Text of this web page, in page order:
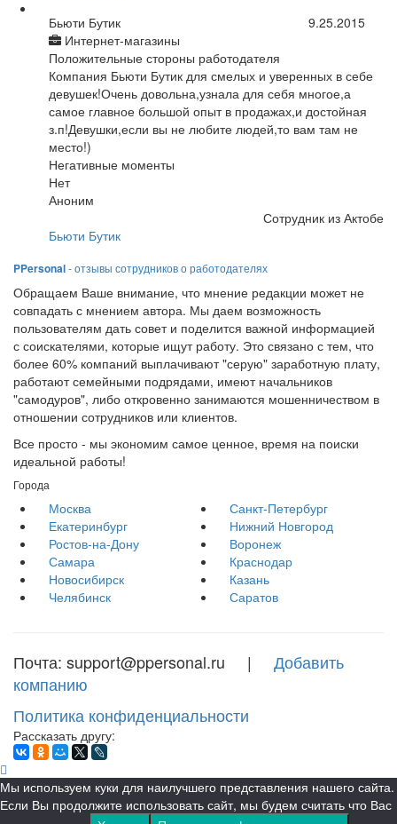
Бьюти Бутик
Интернет-магазины
9.25.2015
Положительные стороны работодателя
Компания Бьюти Бутик для смелых и уверенных в себе
девушек!Очень довольна,узнала для себя многое,а
самое главное большой опыт в продажах,и достойная
з.п!Девушки,если вы не любите людей,то вам там не
место!)
Негативные моменты
Нет
Аноним
Сотрудник из Актобе
Бьюти Бутик
PPersonal- отзывы сотрудников о работодателях
Обращаем Ваше внимание, что мнение редакции может не
совпадать с мнением автора. Мы даем возможность
пользователям дать совет и поделится важной информацией
с соискателями, которые ищут работу. Это связано с тем, что
более 60% компаний выплачивают "серую" заработную плату,
работают семейными подрядами, имеют начальников
"самодуров", либо откровенно занимаются мошенничеством в
отношении сотрудников или клиентов.
Все просто - мы экономим самое ценное, время на поиски
идеальной работы!
Города
Москва
Санкт-Петербург
Екатеринбург
Нижний Новгород
Ростов-на-Дону
Воронеж
Самара
Краснодар
Новосибирск
Казань
Челябинск
Саратов
Почта: support@ppersonal.ru | Добавить
компанию
Политика конфиденциальности
Рассказать другу:
Мы используем куки для наилучшего представления нашего сайта.
Если Вы продолжите использовать сайт, мы будем считать что Вас